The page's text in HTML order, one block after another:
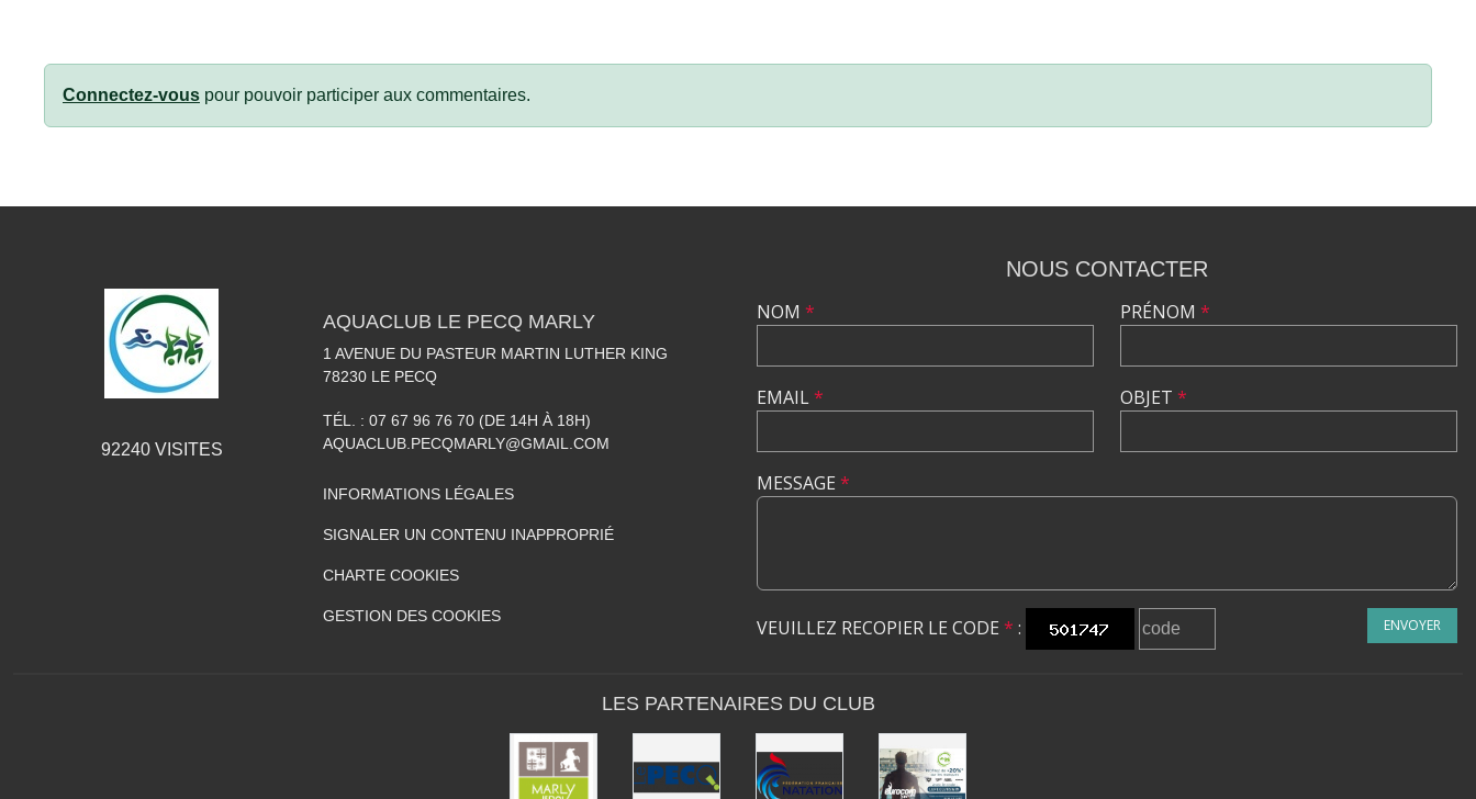
Connectez-vous pour pouvoir participer aux commentaires.
92240VISITES
AQUACLUB LE PECQ MARLY
1 AVENUE DU PASTEUR MARTIN LUTHER KING
78230 LE PECQ
TÉL. : 07 67 96 76 70 (DE 14H À 18H)
AQUACLUB.PECQMARLY@GMAIL.COM
INFORMATIONS LÉGALES
SIGNALER UN CONTENU INAPPROPRIÉ
CHARTE COOKIES
GESTION DES COOKIES
NOUS CONTACTER
NOM *
EMAIL*
PRÉNOM *
OBJET *
MESSAGE *
VEUILLEZ RECOPIER LE CODE * : ENVOYER
LES PARTENAIRES DU CLUB